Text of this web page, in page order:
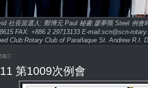
社長當選人: 鄭博元 Paul 秘書:廖夢羆 Steel 例
FAX: +886 2 29713133 E-mail:scn@scn-
Club:Rotary Club of Parañaque St. Andrew R.I.
期三
第1009次例會